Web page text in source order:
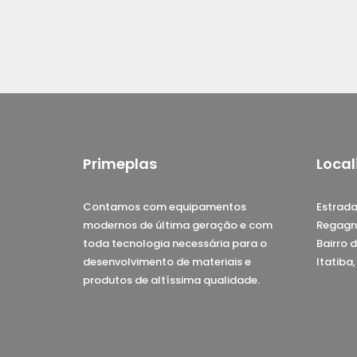
Primeplas
Contamos com equipamentos
modernos de última geração e com
toda tecnologia necessária para o
desenvolvimento de materiais e
produtos de altíssima qualidade.
Bairro
Itatiba,